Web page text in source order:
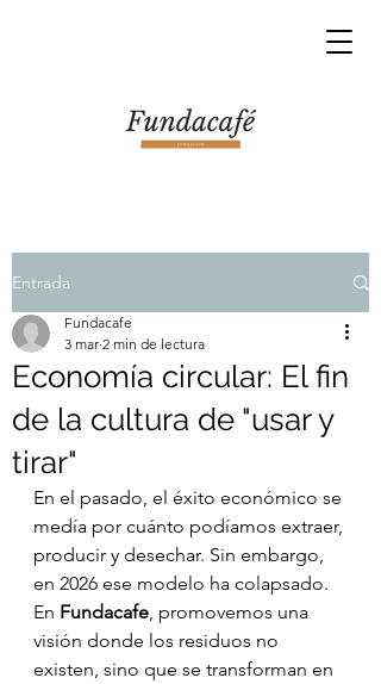
Entrada
Economía circular: El fin
de la cultura de "usar y
tirar"
Fundacafe
3 mar 2 min de lectura
En el pasado, el éxito económico se
medía por cuánto podíamos extraer,
producir y desechar. Sin embargo,
en 2026 ese modelo ha colapsado.
En Fundacafe, promovemos una
visión donde los residuos no
existen, sino que se transforman en